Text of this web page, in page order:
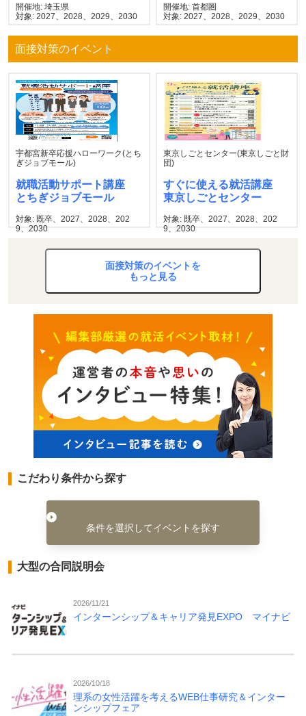
開催地: 埼玉県
対象: 2027、2028、2029、2030
開催地: 首都圏
対象: 2027、2028、2029、2030
面接対策のイベント
宇都宮新卒応援ハローワーク(とち
ぎジョブモール)
就職活動サポート講座
とちぎジョブモール
対象: 既卒、2027、2028、202
9、2030
東京しごとセンター(東京しごと財
団)
すぐに使える就活講座
東京しごとセンター
対象: 既卒、2027、2028、202
9、2030
面接対策のイベントを
もっと見る
こだわり条件から探す
条件を選択してイベントを探す
大型の合同説明会
2026/11/21
インターンシップ＆キャリア発見EXPO マイナビ
2026/10/18
理系の女性活躍を考えるWEB仕事研究＆インター
ンシップフェア